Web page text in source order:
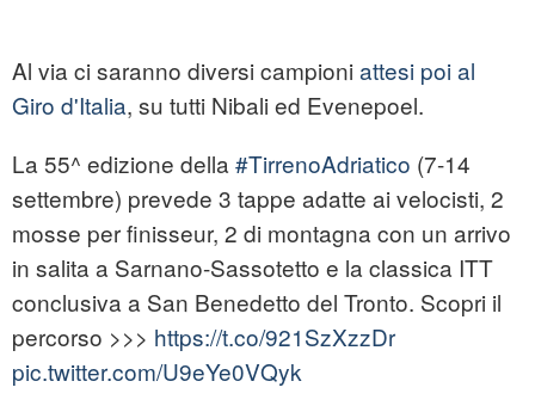
Al via ci saranno diversi campioni attesi poi al
Giro d'Italia, su tutti Nibali ed Evenepoel.
La 55^ edizione della #TirrenoAdriatico (7-14
settembre) prevede 3 tappe adatte ai velocisti, 2
mosse per finisseur, 2 di montagna con un arrivo
in salita a Sarnano-Sassotetto e la classica ITT
conclusiva a San Benedetto del Tronto. Scopri il
percorso >>> https://t.co/921SzXzzDr
pic.twitter.com/U9eYe0VQyk